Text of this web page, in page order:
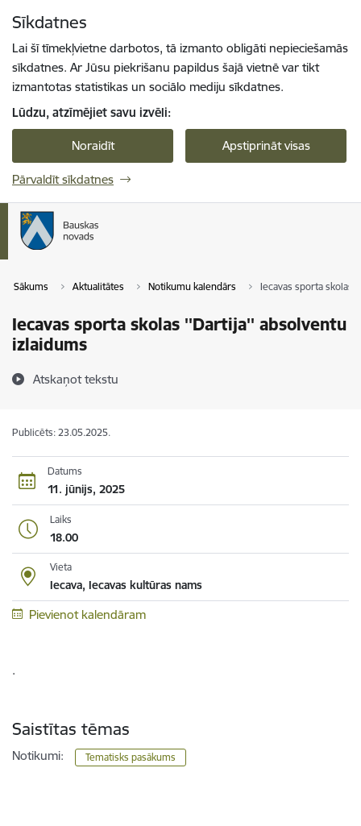
Sīkdatnes
Lai šī tīmekļvietne darbotos, tā izmanto obligāti nepieciešamās
sīkdatnes. Ar Jūsu piekrišanu papildus šajā vietnē var tikt
izmantotas statistikas un sociālo mediju sīkdatnes.
Lūdzu, atzīmējiet savu izvēli:
Noraidīt Apstiprināt visas
Pārvaldīt sīkdatnes
Sākums Aktualitātes Notikumu kalendārs Iecavas sporta skolas
Iecavas sporta skolas ''Dartija'' absolventu
izlaidums
Atskaņot tekstu
Publicēts: 23.05.2025.
Datums
11. jūnijs, 2025
Laiks
18.00
Vieta
Iecava, Iecavas kultūras nams
Pievienot kalendāram
.
Saistītas tēmas
Notikumi: Tematisks pasākums